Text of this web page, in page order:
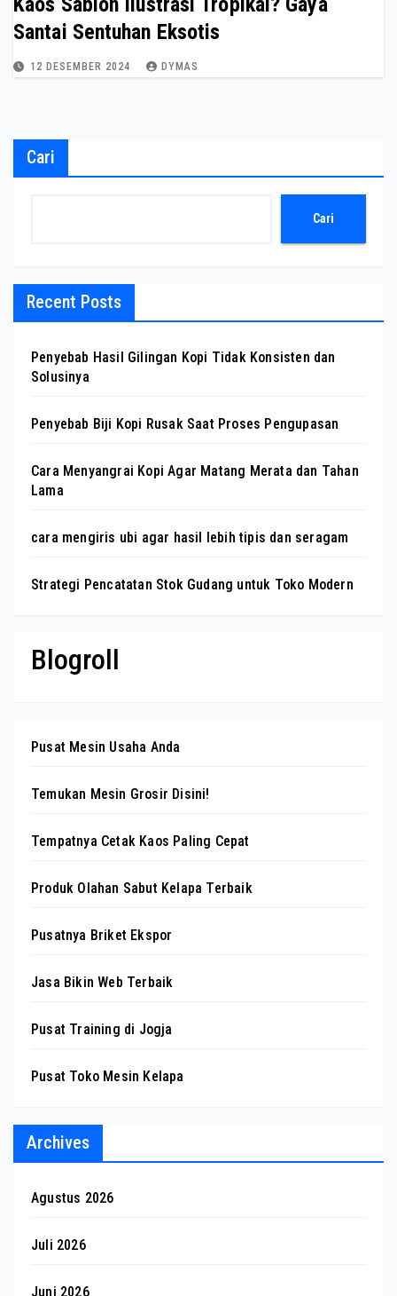
Santai Sentuhan Eksotis
12 DESEMBER 2024 DYMAS
Cari
Cari
Recent Posts
Penyebab Hasil Gilingan Kopi Tidak Konsisten dan
Solusinya
Penyebab Biji Kopi Rusak Saat Proses Pengupasan
Cara Menyangrai Kopi Agar Matang Merata dan Tahan
Lama
cara mengiris ubi agar hasil lebih tipis dan seragam
Strategi Pencatatan Stok Gudang untuk Toko Modern
Blogroll
Pusat Mesin Usaha Anda
Temukan Mesin Grosir Disini!
Tempatnya Cetak Kaos Paling Cepat
Produk Olahan Sabut Kelapa Terbaik
Pusatnya Briket Ekspor
Jasa Bikin Web Terbaik
Pusat Training di Jogja
Pusat Toko Mesin Kelapa
Archives
Agustus 2026
Juli 2026
Juni 2026